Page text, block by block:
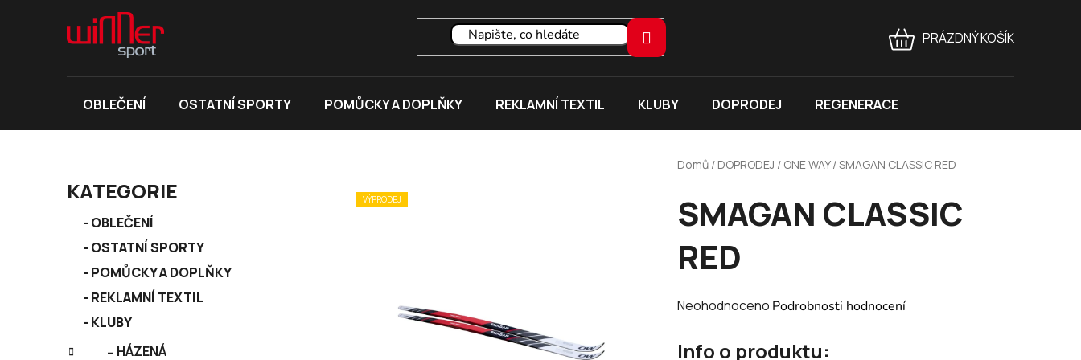
NÁKUPNÍ
KOŠÍK
PRÁZDNÝ KOŠÍK
OBLEČENÍ OSTATNÍ SPORTY POMŮCKY A DOPLŇKY REKLAMNÍ TEXTIL KLUBY DOPRODEJ REGENERACE
Domů / DOPRODEJ / ONE WAY /SMAGAN CLASSIC RED
P
o
í
KATEGORIE
Přeskočit
OBLEČENÍ
OSTATNÍ SPORTY
POMŮCKY A DOPLŇKY
REKLAMNÍ TEXTIL
KLUBY
HÁZENÁ
SMAGAN CLASSIC
RED
Průměrné
produktu
Neohodnoceno Podrobnosti hodnocení
Info o produktu:
VÝPRODEJ